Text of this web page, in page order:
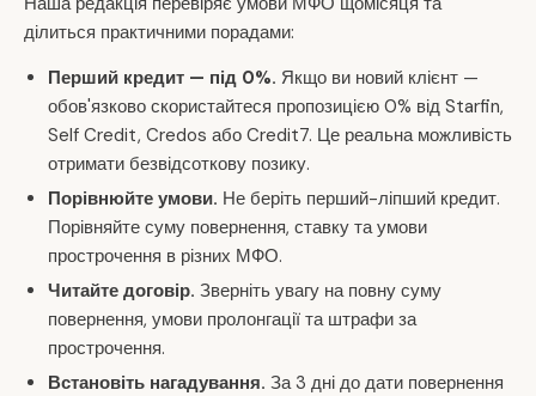
ділиться практичними порадами:
Перший кредит — під 0%. Якщо ви новий клієнт —
обов'язково скористайтеся пропозицією 0% від Starfin,
Self Credit, Credos або Credit7. Це реальна можливість
отримати безвідсоткову позику.
Порівнюйте умови. Не беріть перший-ліпший кредит.
Порівняйте суму повернення, ставку та умови
прострочення в різних МФО.
Читайте договір. Зверніть увагу на повну суму
повернення, умови пролонгації та штрафи за
прострочення.
Встановіть нагадування. За 3 дні до дати повернення